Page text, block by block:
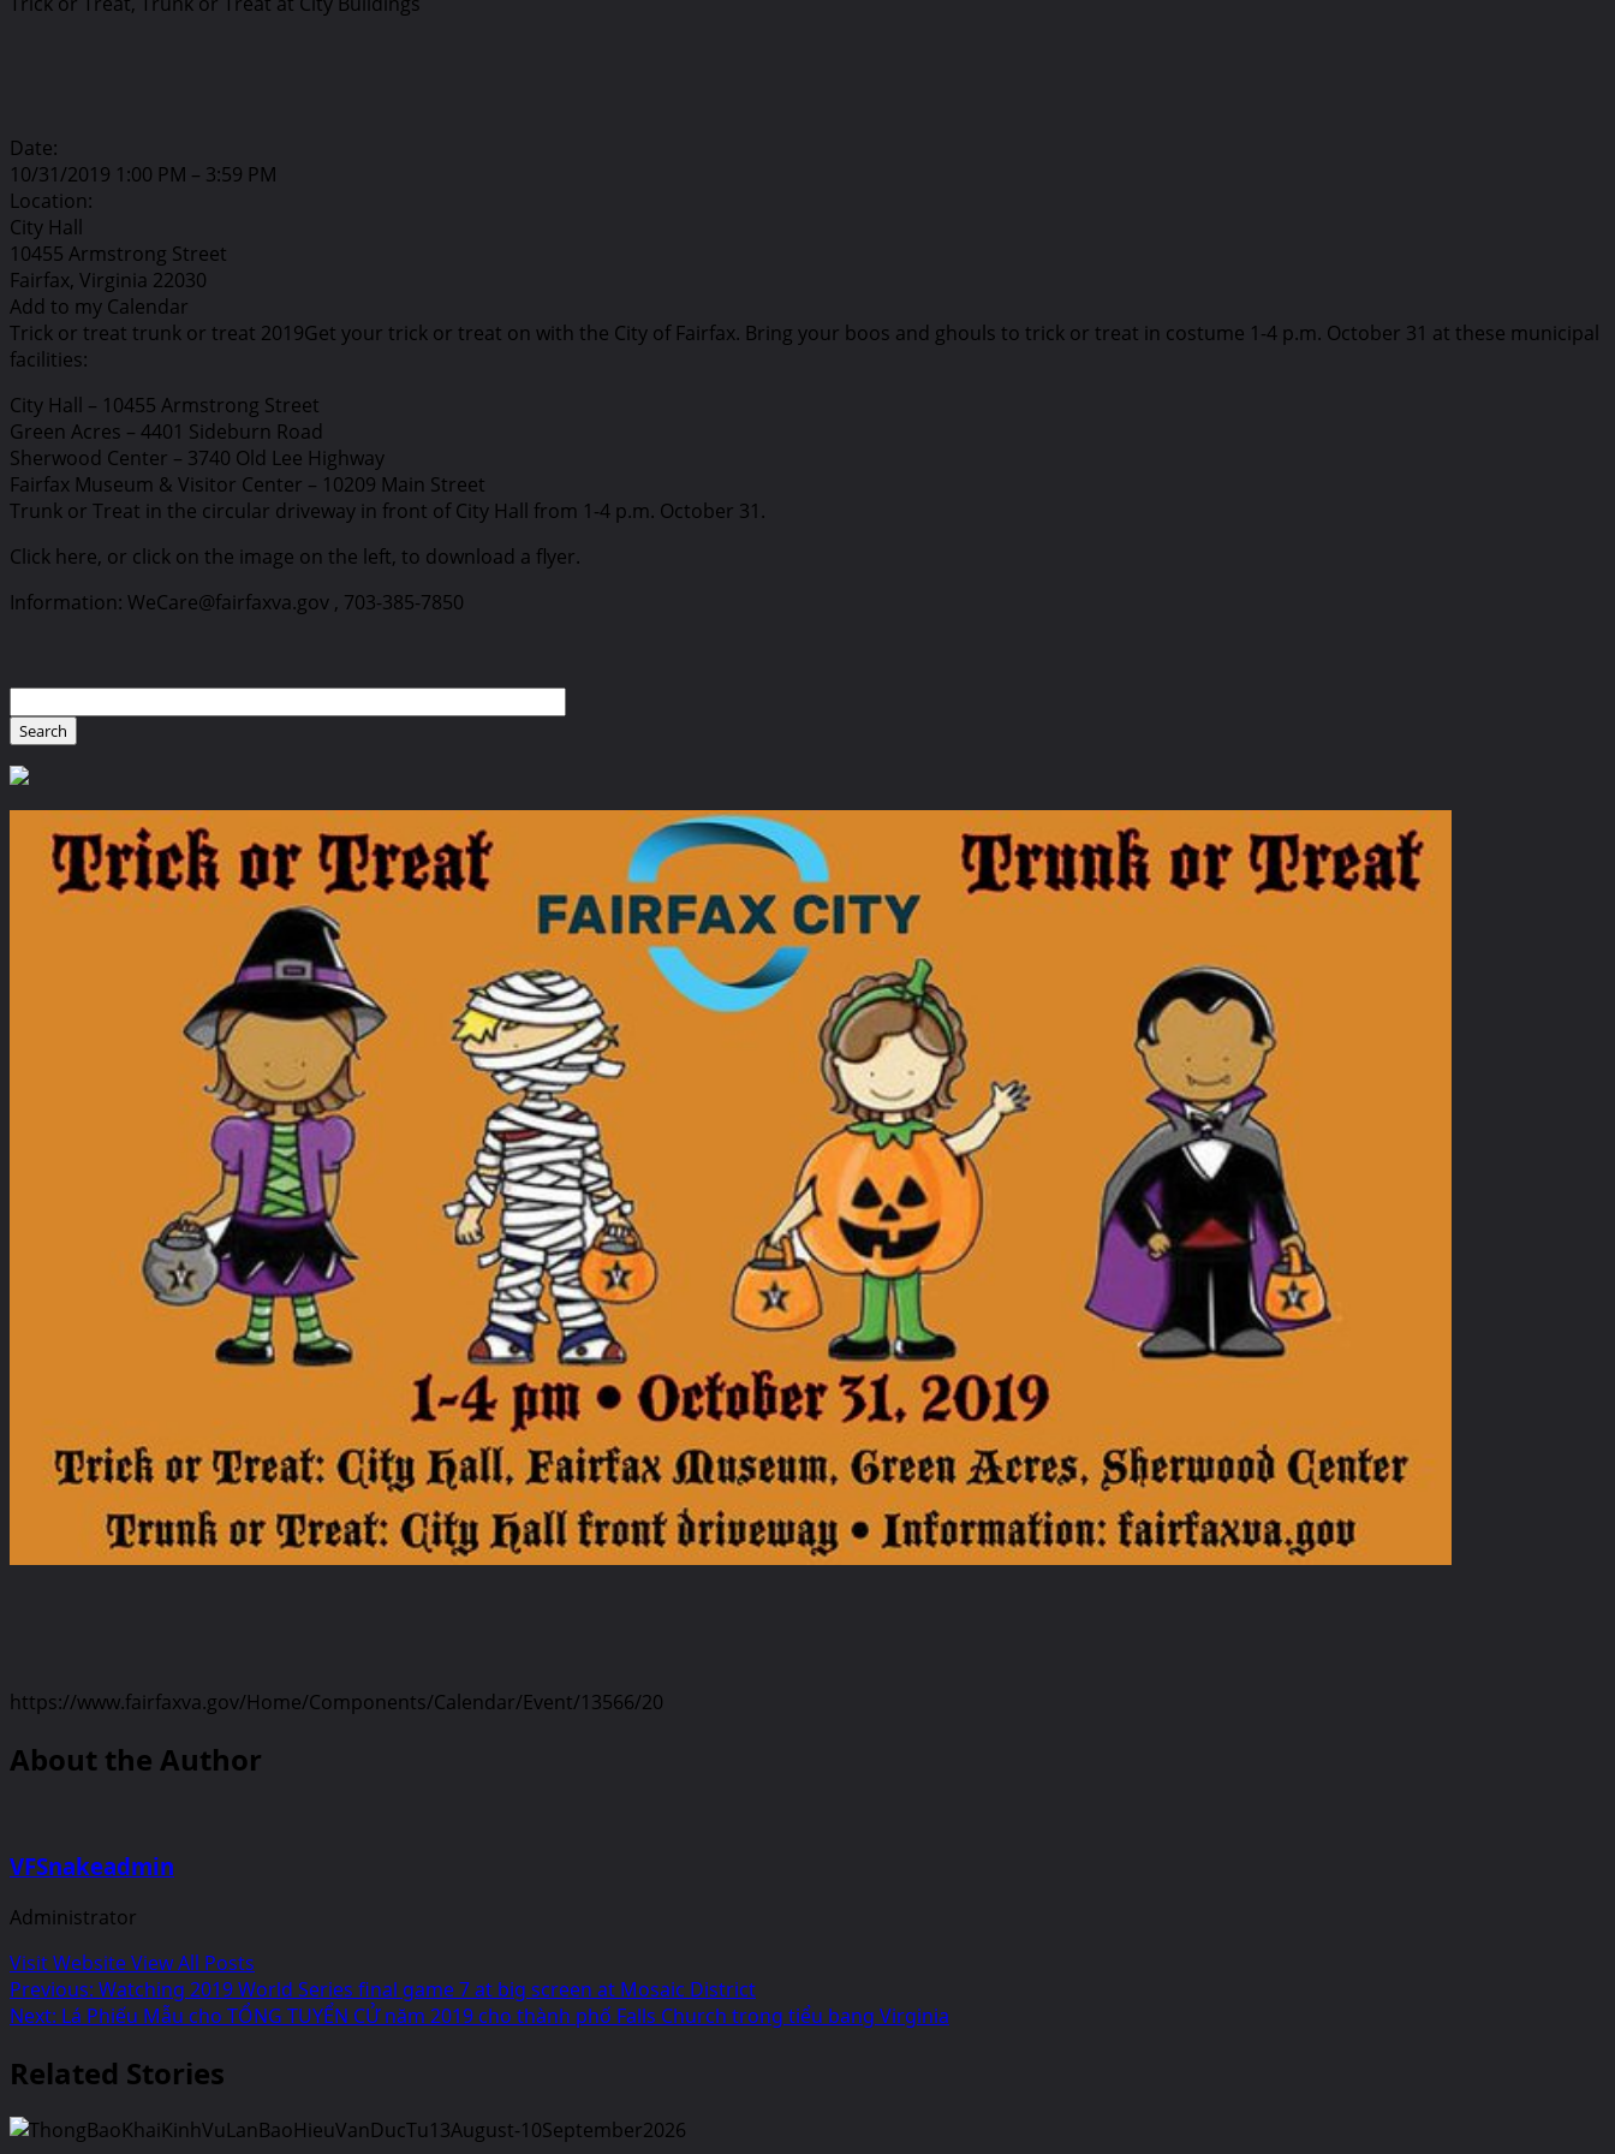
Date:
10/31/2019 1:00 PM – 3:59 PM
Location:
City Hall
10455 Armstrong Street
Fairfax, Virginia 22030
Add to my Calendar
Trick or treat trunk or treat 2019Get your trick or treat on with the City of Fairfax. Bring your boos and ghouls to trick or treat in costume 1-4 p.m. October 31 at these municipal
facilities:
City Hall – 10455 Armstrong Street
Green Acres – 4401 Sideburn Road
Sherwood Center – 3740 Old Lee Highway
Fairfax Museum & Visitor Center – 10209 Main Street
Trunk or Treat in the circular driveway in front of City Hall from 1-4 p.m. October 31.
Click here, or click on the image on the left, to download a flyer.
Information: WeCare@fairfaxva.gov , 703-385-7850
https://www.fairfaxva.gov/Home/Components/Calendar/Event/13566/20
About the Author
VFSnakeadmin
Administrator
Visit WebsiteView All Posts
Post
navigation
Previous: Watching 2019 World Series final game 7 at big screen at Mosaic District
Next: Lá Phiếu Mẫu cho TỔNG TUYỂN CỬ năm 2019 cho thành phố Falls Church trong tiểu bang Virginia
Related Stories